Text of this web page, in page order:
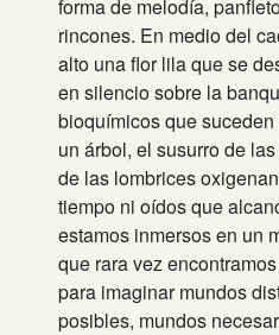
forma de melodía,
rincones. En medio del
alto una flor lila que se
en silencio sobre la
bioquímicos que
un árbol, el susurro de
de las lombrices
tiempo ni oídos que
estamos inmersos en un
que rara vez
para imaginar mundos
posibles, mundos